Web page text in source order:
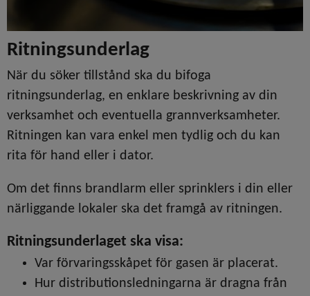
Ritningsunderlag
När du söker tillstånd ska du bifoga
ritningsunderlag, en enklare beskrivning av din
verksamhet och eventuella grannverksamheter.
Ritningen kan vara enkel men tydlig och du kan
rita för hand eller i dator.
Om det finns brandlarm eller sprinklers i din eller
närliggande lokaler ska det framgå av ritningen.
Ritningsunderlaget ska visa:
Var förvaringsskåpet för gasen är placerat.
Hur distributionsledningarna är dragna från